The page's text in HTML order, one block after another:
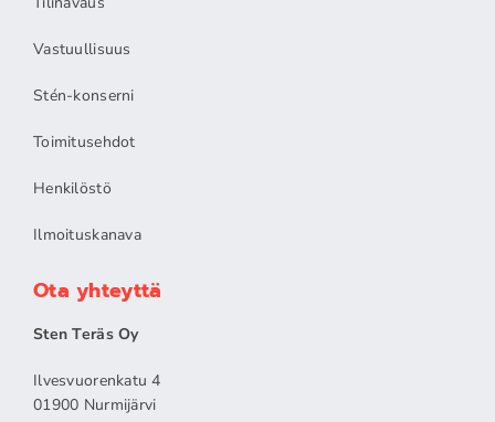
Vastuullisuus
Stén-konserni
Toimitusehdot
Henkilöstö
Ilmoituskanava
Ota yhteyttä
Sten Teräs Oy
Ilvesvuorenkatu 4
01900 Nurmijärvi